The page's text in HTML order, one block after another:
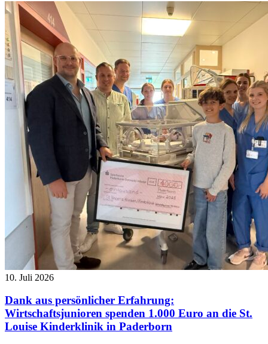
10. Juli 2026
Dank aus persönlicher Erfahrung:
Wirtschaftsjunioren spenden 1.000 Euro an die St.
Louise Kinderklinik in Paderborn